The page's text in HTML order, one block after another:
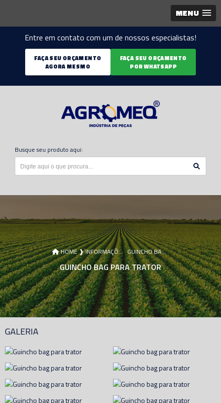
MENU
Entre em contato com um de nossos especialistas!
FAÇA SEU ORÇAMENTO
AGORA MESMO
FAÇA SEU ORÇAMENTO
POR WHATSAPP
Busque seu produto aqui:
HOME ❱ INFORMAÇÕES ❱ GUINCHO BAG PARA TRATOR
GUINCHO BAG PARA TRATOR
GALERIA